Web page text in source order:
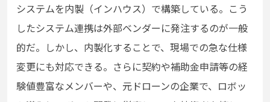
システムを内製（インハウス）で構築している。こう
したシステム連携は外部ベンダーに発注するのが一般
的だ。しかし、内製化することで、現場での急な仕様
変更にも対応できる。さらに契約や補助金申請等の経
験値豊富なメンバーや、元ドローンの企業で、ロボッ